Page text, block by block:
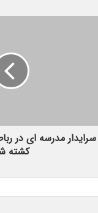
سرایدار مدرسه ای در
کشته